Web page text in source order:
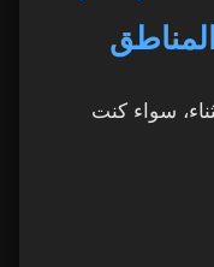
سواء كنت